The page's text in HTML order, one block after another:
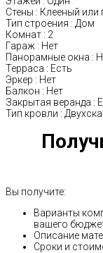
Стены : Клееный или
Тип строения : Дом
Комнат : 2
Гараж : Нет
Панорамные окна :
Терраса : Есть
Эркер : Нет
Балкон : Нет
Закрытая веранда :
Тип кровли :
Вы получите:
Варианты
вашего
Описание
Сроки и